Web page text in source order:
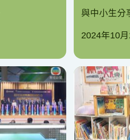
與中小生分
2024年10